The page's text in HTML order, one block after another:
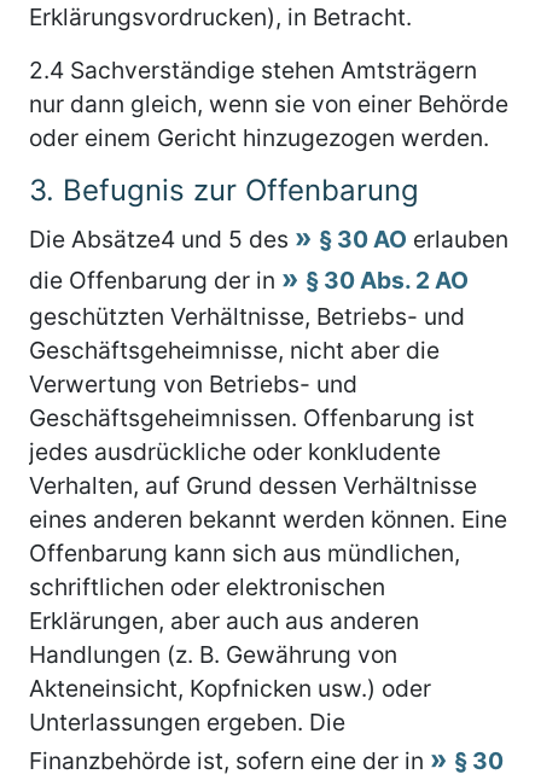
Erklärungsvordrucken), in Betracht.
2.4 Sachverständige stehen Amtsträgern
nur dann gleich, wenn sie von einer Behörde
oder einem Gericht hinzugezogen werden.
3. Befugnis zur Offenbarung
Die Absätze4 und 5 des § 30 AO erlauben
die Offenbarung der in
§ 30 Abs. 2 AO
geschützten Verhältnisse, Betriebs- und
Geschäftsgeheimnisse, nicht aber die
Verwertung von Betriebs- und
Geschäftsgeheimnissen. Offenbarung ist
jedes ausdrückliche oder konkludente
Verhalten, auf Grund dessen Verhältnisse
eines anderen bekannt werden können. Eine
Offenbarung kann sich aus mündlichen,
schriftlichen oder elektronischen
Erklärungen, aber auch aus anderen
Handlungen (z. B. Gewährung von
Akteneinsicht, Kopfnicken usw.) oder
Unterlassungen ergeben. Die
Finanzbehörde ist, sofern eine der in
§ 30